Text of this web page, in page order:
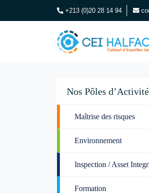
+213 (0)20 28 14 94
Nos Pôles d’Activité
Maîtrise des risques
Environnement
Inspection / Asset
Formation